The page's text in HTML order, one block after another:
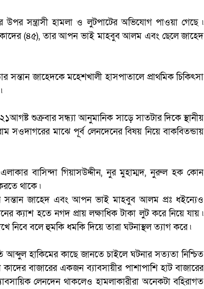
উপর সন্ত্রাসী হামলা ও লুটপাটের অভিযোগ পাওয়া গেছে ৷
কাদের (৪৫), তার আপন ভাই মাহবুব আলম এবং ছেলে জাহেদ
জাহেদকে মহেশখালী হাসপাতালে প্রাথমিক চিকিৎসা
শুক্রবার সন্ধ্যা আনুমানিক সাড়ে সাতটার দিকে স্থানীয়
সওদাগরের মাঝে পূর্ব লেনদেনের বিষয় নিয়ে বাকবিতন্ডায়
বাসিন্দা গিয়াসউদ্দীন, নুর মুহাম্মদ, নুরুল হক কোন
থাকে ৷
সন্তান জাহেদ এবং আপন ভাই মাহবুব আলম প্রঃ ধইন্যেও
ক্যাশ হতে নগদ প্রায় লক্ষাধিক টাকা লুট করে নিয়ে যায় ৷
বলে হুমকি ধমকি দিয়ে তারা ঘটনাস্থল ত্যাগ করে ৷
আব্দুল হাকিমের কাছে জানতে চাইলে ঘটনার সত্যতা নিশ্চিত
বাজারের একজন ব্যাবসায়ীর পাশাপাশি হাট বাজারের
লেনদেন থাকলেও হামলাকারীরা অনেকটা বহিরাগত